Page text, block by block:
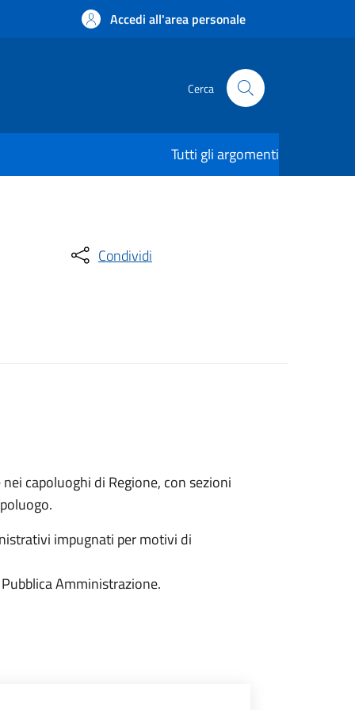
Accedi all'area personale
Cerca
Tutti gli argomenti
Condividi
capoluoghi di Regione, con sezioni
impugnati per motivi di
Amministrazione.